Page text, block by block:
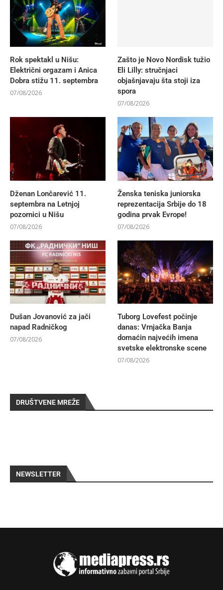
Rok spektakl u Nišu:
Električni orgazam i Anica
Dobra stižu 11. septembra
07/08/2026
Zašto je Novo Nordisk tužio
Eli Lilly: stručnjaci
objašnjavaju šta stoji iza
spora
07/08/2026
Dženan Lončarević 11.
septembra na Letnjoj
pozornici u Nišu
07/08/2026
Ženska teniska juniorska
reprezentacija Srbije do 18
godina prvak Evrope!
07/08/2026
Dušan Jovanović za jači
napad Radničkog
07/08/2026
Tuborg Lovefest počinje
danas: Vrnjačka Banja
domaćin najvećih imena
svetske elektronske scene
07/08/2026
DRUŠTVENE MREŽE
NEWSLETTER